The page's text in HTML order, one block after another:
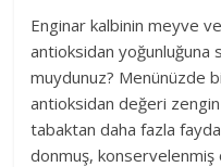
Enginar kalbinin meyve
antioksidan yoğunluğuna
muydunuz? Menünüzde
antioksidan değeri
tabaktan daha fazla fayda
donmuş, konservelenmiş